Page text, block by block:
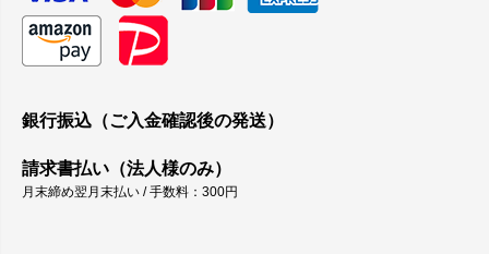
銀行振込（ご入金確認後の発送）
請求書払い（法人様のみ）
月末締め翌月末払い / 手数料：300円